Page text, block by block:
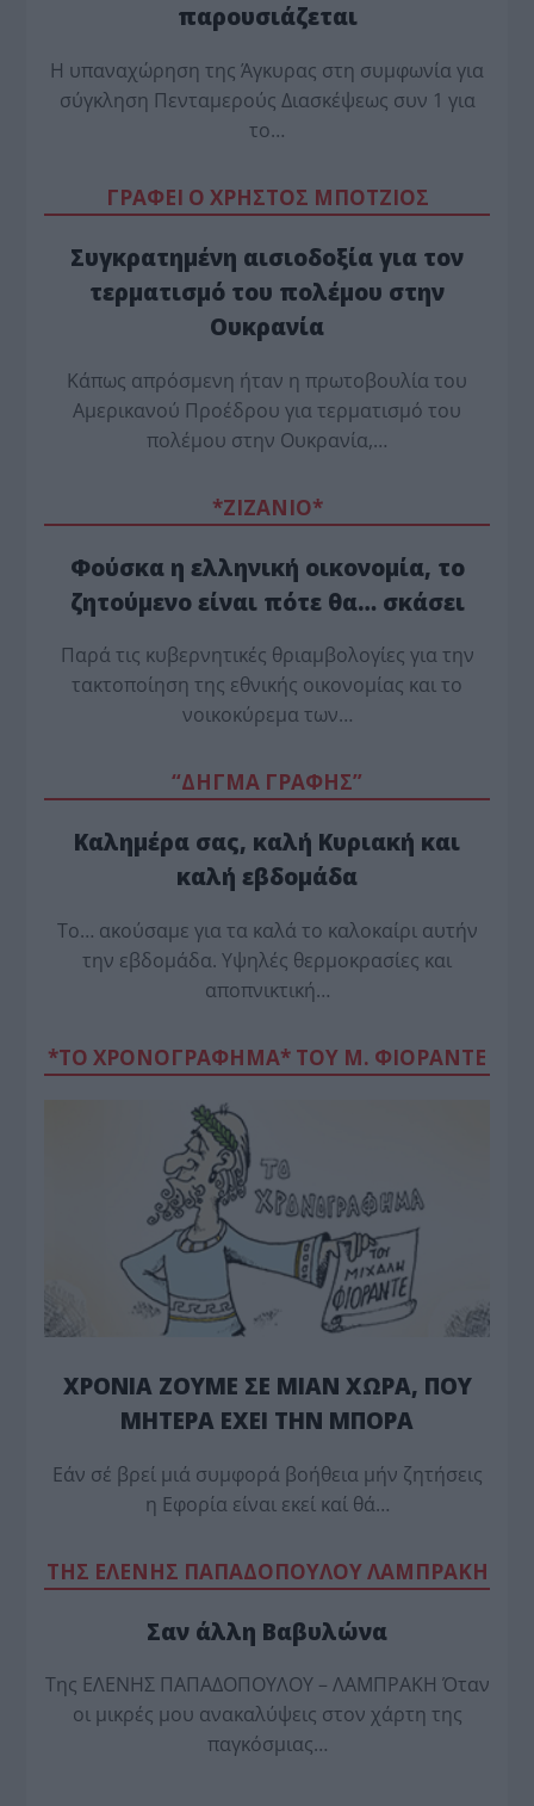
παρουσιάζεται
Η υπαναχώρηση της Άγκυρας στη συμφωνία για
σύγκληση Πενταμερούς Διασκέψεως συν 1 για
το…
ΓΡΑΦΕΙ Ο ΧΡΗΣΤΟΣ ΜΠΟΤΖΙΟΣ
Συγκρατημένη αισιοδοξία για τον
τερματισμό του πολέμου στην
Ουκρανία
Κάπως απρόσμενη ήταν η πρωτοβουλία του
Αμερικανού Προέδρου για τερματισμό του
πολέμου στην Ουκρανία,…
*ZΙΖΑΝΙΟ*
Φούσκα η ελληνική οικονομία, το
ζητούμενο είναι πότε θα… σκάσει
Παρά τις κυβερνητικές θριαμβολογίες για την
τακτοποίηση της εθνικής οικονομίας και το
νοικοκύρεμα των…
“ΔΗΓΜΑ ΓΡΑΦΗΣ”
Καλημέρα σας, καλή Κυριακή και
καλή εβδομάδα
Το… ακούσαμε για τα καλά το καλοκαίρι αυτήν
την εβδομάδα. Υψηλές θερμοκρασίες και
αποπνικτική…
*ΤΟ ΧΡΟΝΟΓΡΑΦΗΜΑ* ΤΟΥ Μ. ΦΙΟΡΆΝΤΕ
ΧΡΟΝΙΑ ΖΟΥΜΕ ΣΕ ΜΙΑΝ ΧΩΡΑ, ΠΟΥ
ΜΗΤΕΡΑ ΕΧΕΙ ΤΗΝ ΜΠΟΡΑ
Εάν σέ βρεί μιά συμφορά βοήθεια μήν ζητήσεις
η Εφορία είναι εκεί καί θά…
TΗΣ ΕΛΕΝΗΣ ΠΑΠΑΔΟΠΟΥΛΟΥ ΛΑΜΠΡΑΚΗ
Σαν άλλη Βαβυλώνα
Της ΕΛΕΝΗΣ ΠΑΠΑΔΟΠΟΥΛΟΥ – ΛΑΜΠΡΑΚΗ Όταν
οι μικρές μου ανακαλύψεις στον χάρτη της
παγκόσμιας…